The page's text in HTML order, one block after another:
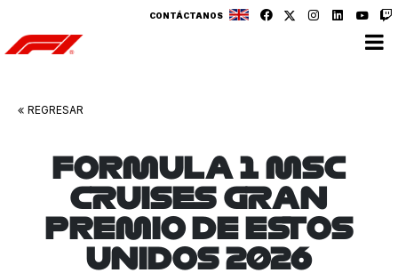
CONTÁCTANOS
REGRESAR
FORMULA 1 MSC
CRUISES GRAN
PREMIO DE ESTOS
UNIDOS 2026